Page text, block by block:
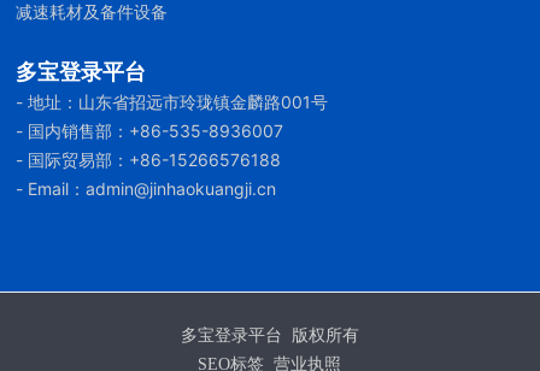
减速耗材及备件设备
多宝登录平台
- 地址：山东省招远市玲珑镇金麟路001号
- 国内销售部： +86-535-8936007
- 国际贸易部： +86-15266576188
- Email：admin@jinhaokuangji.cn
多宝登录平台 版权所有
SEO标签
营业执照